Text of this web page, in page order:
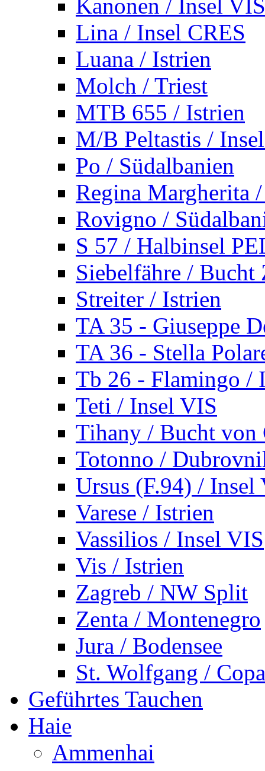
Kanonen / Insel VIS
Lina / Insel CRES
Luana / Istrien
Molch / Triest
MTB 655 / Istrien
M/B Peltastis /
Po / Südalbanien
Regina Margherita
Rovigno /
S 57 / Halbinsel
Siebelfähre / Bucht
Streiter / Istrien
TA 35 - Giuseppe
TA 36 - Stella
Tb 26 - Flamingo /
Teti / Insel VIS
Tihany / Bucht von
Totonno /
Ursus (F.94) / Insel
Varese / Istrien
Vassilios / Insel VIS
Vis / Istrien
Zagreb / NW Split
Zenta / Montenegro
Jura / Bodensee
St. Wolfgang /
Geführtes Tauchen
Haie
Ammenhai